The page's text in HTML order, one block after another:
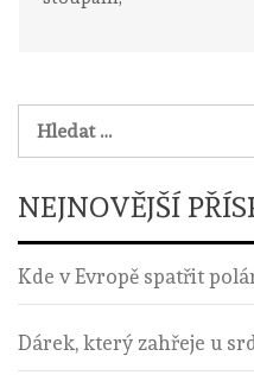
Vyhledávání
NEJNOVĚJŠÍ
Kde v Evropě spatřit
Dárek, který zahřeje u